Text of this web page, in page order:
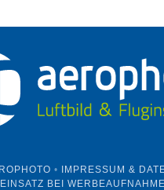
•
IMPRESSUM &
BEI